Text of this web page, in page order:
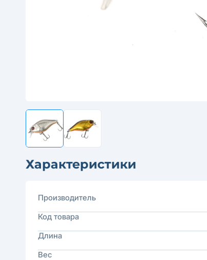
Характеристики
Производитель
Код товара
Длина
Вес